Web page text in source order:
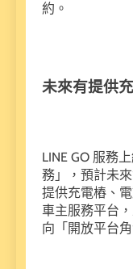
約。
未來有提供
LINE GO 服務
務」，預計未
提供充電樁、
車主服務平台
向「開放平台